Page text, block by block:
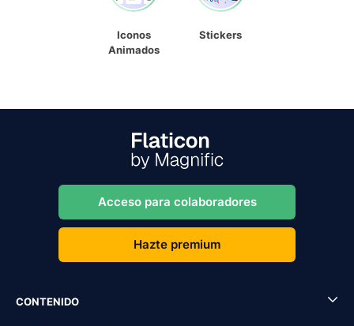
Iconos
Animados
Stickers
Acceso para colaboradores
Hazte premium
CONTENIDO